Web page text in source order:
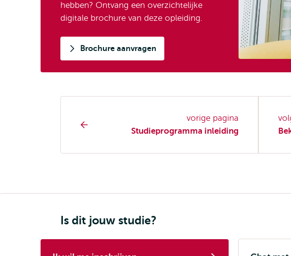
hebben? Ontvang een overzichtelijke
digitale brochure van deze opleiding.
Brochure aanvragen
pagina
vorige pagina
Studieprogramma inleiding
Is dit jouw studie?